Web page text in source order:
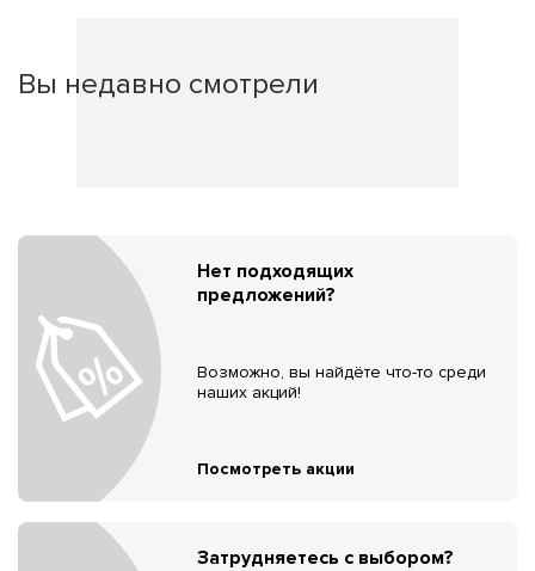
Вы недавно смотрели
Нет подходящих
предложений?
Возможно, вы найдёте что-то среди
наших акций!
Посмотреть акции
Затрудняетесь с выбором?